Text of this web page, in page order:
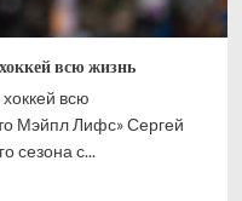
всю жизнь
всю
Мэйпл Лифс» Сергей
сезона с...